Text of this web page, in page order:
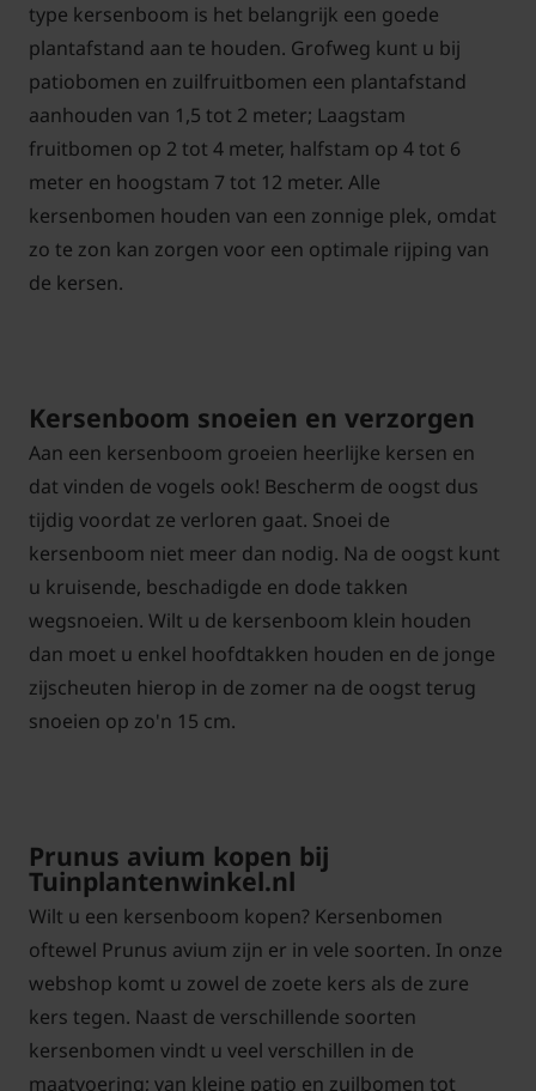
type kersenboom is het belangrijk een goede
plantafstand aan te houden. Grofweg kunt u bij
patiobomen en zuilfruitbomen een plantafstand
aanhouden van 1,5 tot 2 meter; Laagstam
fruitbomen op 2 tot 4 meter, halfstam op 4 tot 6
meter en hoogstam 7 tot 12 meter. Alle
kersenbomen houden van een zonnige plek, omdat
zo te zon kan zorgen voor een optimale rijping van
de kersen.
Kersenboom snoeien en verzorgen
Aan een kersenboom groeien heerlijke kersen en
dat vinden de vogels ook! Bescherm de oogst dus
tijdig voordat ze verloren gaat. Snoei de
kersenboom niet meer dan nodig. Na de oogst kunt
u kruisende, beschadigde en dode takken
wegsnoeien. Wilt u de kersenboom klein houden
dan moet u enkel hoofdtakken houden en de jonge
zijscheuten hierop in de zomer na de oogst terug
snoeien op zo'n 15 cm.
Prunus avium kopen bij
Tuinplantenwinkel.nl
Wilt u een kersenboom kopen? Kersenbomen
oftewel Prunus avium zijn er in vele soorten. In onze
webshop komt u zowel de zoete kers als de zure
kers tegen. Naast de verschillende soorten
kersenbomen vindt u veel verschillen in de
maatvoering; van kleine patio en zuilbomen tot